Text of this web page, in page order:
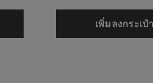
เพิ่มลงกระเป๋า